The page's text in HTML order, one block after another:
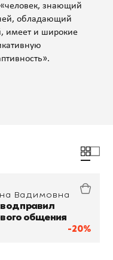
знающий
обладающий
имеет и широкие
-20%
Вадимовна
правил
общения